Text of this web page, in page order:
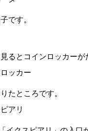
です。
るとコインロッカーが
たところです。